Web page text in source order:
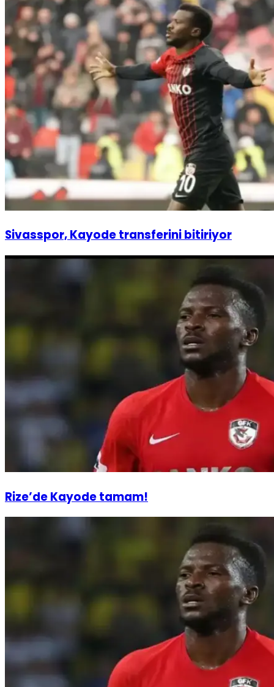
Sivasspor, Kayode transferini bitiriyor
Rize’de Kayode tamam!